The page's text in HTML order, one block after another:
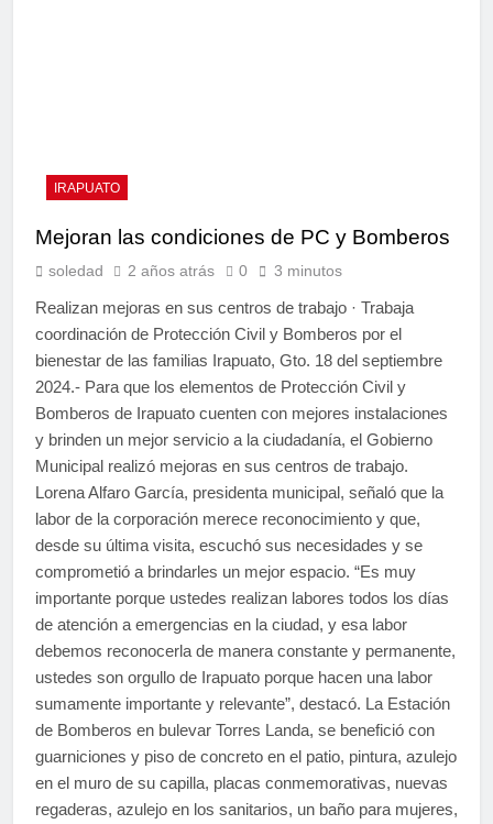
IRAPUATO
Mejoran las condiciones de PC y Bomberos
soledad 2 años atrás 0 3 minutos
Realizan mejoras en sus centros de trabajo · Trabaja
coordinación de Protección Civil y Bomberos por el
bienestar de las familias Irapuato, Gto. 18 del septiembre
2024.- Para que los elementos de Protección Civil y
Bomberos de Irapuato cuenten con mejores instalaciones
y brinden un mejor servicio a la ciudadanía, el Gobierno
Municipal realizó mejoras en sus centros de trabajo.
Lorena Alfaro García, presidenta municipal, señaló que la
labor de la corporación merece reconocimiento y que,
desde su última visita, escuchó sus necesidades y se
comprometió a brindarles un mejor espacio. “Es muy
importante porque ustedes realizan labores todos los días
de atención a emergencias en la ciudad, y esa labor
debemos reconocerla de manera constante y permanente,
ustedes son orgullo de Irapuato porque hacen una labor
sumamente importante y relevante”, destacó. La Estación
de Bomberos en bulevar Torres Landa, se benefició con
guarniciones y piso de concreto en el patio, pintura, azulejo
en el muro de su capilla, placas conmemorativas, nuevas
regaderas, azulejo en los sanitarios, un baño para mujeres,